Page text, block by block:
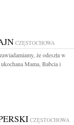
CZĘSTOCHOWA
że odeszła w
Mama, Babcia i
CZĘSTOCHOWA